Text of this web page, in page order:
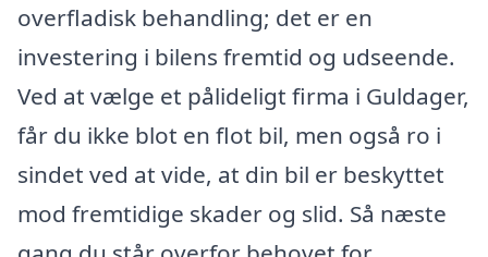
overfladisk behandling; det er en
investering i bilens fremtid og udseende.
Ved at vælge et pålideligt firma i Guldager,
får du ikke blot en flot bil, men også ro i
sindet ved at vide, at din bil er beskyttet
mod fremtidige skader og slid. Så næste